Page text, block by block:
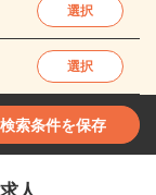
選択
選択
検索条件を保存
人